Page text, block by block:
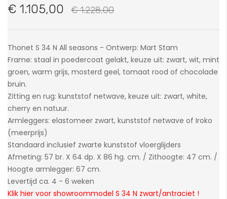
begin
van
gallerij
€ 1.105,00 € 1.228,00
Thonet S 34 N All seasons - Ontwerp: Mart Stam
Frame: staal in poedercoat gelakt, keuze uit: zwart, wit, mint
groen, warm grijs, mosterd geel, tomaat rood of chocolade
bruin.
Zitting en rug: kunststof netwave, keuze uit: zwart, white,
cherry en natuur.
Armleggers: elastomeer zwart, kunststof netwave of Iroko
(meerprijs)
Standaard inclusief zwarte kunststof vloerglijders
Afmeting: 57 br. X 64 dp. X 86 hg. cm. / Zithoogte: 47 cm. /
Hoogte armlegger: 67 cm.
Levertijd ca. 4 - 6 weken
Klik hier voor showroommodel S 34 N zwart/antraciet !